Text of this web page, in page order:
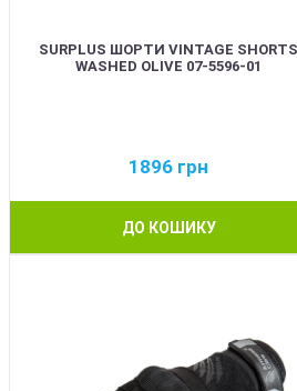
SURPLUS ШОРТИ VINTAGE SHORTS
WASHED OLIVE 07-5596-01
1896 грн
ДО КОШИКУ